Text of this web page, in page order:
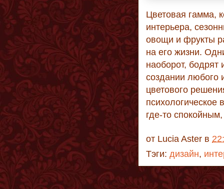
Цветовая гамма,
интерьера,
овощи и фрукты
на его жизни.
наоборот,
создании любого
цветового
где-то
от Lucia Aster в
Тэги: дизайн,